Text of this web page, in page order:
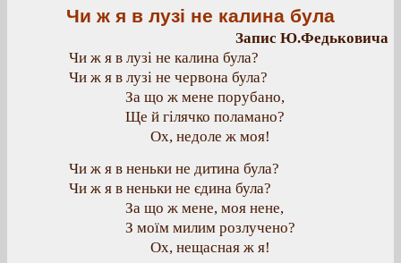
Чи ж я в лузі не калина була
Запис Ю.Федьковича
Чи ж я в лузі не калина була?
Чи ж я в лузі не червона була?
За що ж мене порубано,
Ще й гілячко поламано?
Ох, недоле ж моя!
Чи ж я в неньки не дитина була?
Чи ж я в неньки не єдина була?
За що ж мене, моя нене,
З моїм милим розлучено?
Ох, нещасная ж я!